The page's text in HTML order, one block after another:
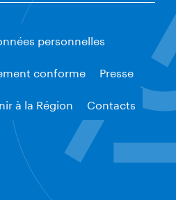
personnelles
conforme
Presse
à la Région
Contacts